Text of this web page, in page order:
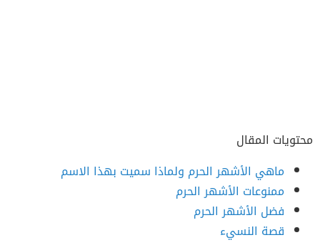
محتويات المقال
ماهي الأشهر الحرم ولماذا سميت بهذا الاسم
ممنوعات الأشهر الحرم
فضل الأشهر الحرم
قصة النسيء